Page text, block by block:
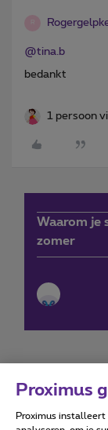
@tina.b
bedankt
1 persoon
Waarom je
zomer
Proximus
Proximus installeert